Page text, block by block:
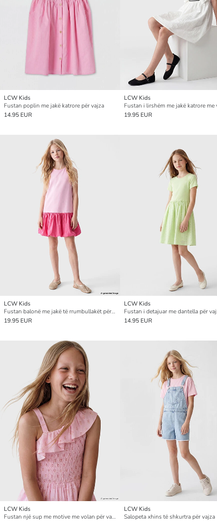
LCW Kids
Fustan poplin me jakë katrore për vajza
14.95 EUR
LCW Kids
19.95 EUR
LCW Kids
Fustan balonë me jakë të rrumbullakët për vajza
19.95 EUR
LCW Kids
Fustan i detajuar me dantella për
14.95 EUR
LCW Kids
Fustan një sup me motive me volan për vajza
LCW Kids
Salopeta xhins të shkurtra për vajza